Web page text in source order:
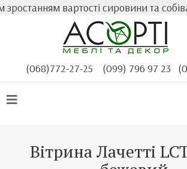
вартості сировини та
(068)772-27-25
(099) 796 97 23
Вітрина Лачетті